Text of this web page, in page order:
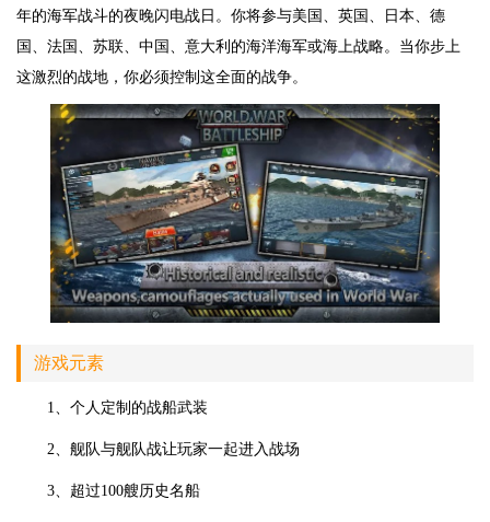
年的海军战斗的夜晚闪电战日。你将参与美国、英国、日本、德
国、法国、苏联、中国、意大利的海洋海军或海上战略。当你步上
这激烈的战地，你必须控制这全面的战争。
游戏元素
1、个人定制的战船武装
2、舰队与舰队战让玩家一起进入战场
3、超过100艘历史名船